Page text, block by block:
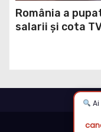
România a
salarii și cota